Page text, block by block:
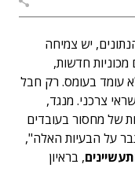
יש צמיחה
חדשות,
עומד בעומס. רק חבל
צרכני. מנגד,
של מחסור בעובדים
על הבעיות האלה",
, בראיון